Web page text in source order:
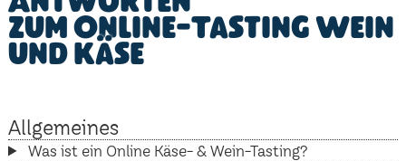
zum Online-Tasting Wein
und Käse
Allgemeines
Was ist ein Online Käse- & Wein-Tasting?